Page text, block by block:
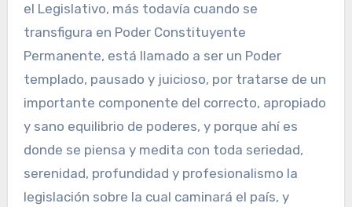
el Legislativo, más todavía cuando se
transfigura en Poder Constituyente
Permanente, está llamado a ser un Poder
templado, pausado y juicioso, por tratarse de un
importante componente del correcto, apropiado
y sano equilibrio de poderes, y porque ahí es
donde se piensa y medita con toda seriedad,
serenidad, profundidad y profesionalismo la
legislación sobre la cual caminará el país, y